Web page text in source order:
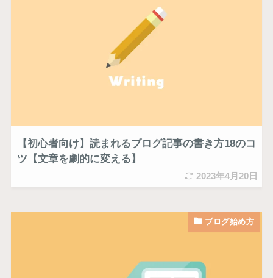
【初心者向け】読まれるブログ記事の書き方18のコ
ツ【文章を劇的に変える】
2023年4月20日
ブログ始め方